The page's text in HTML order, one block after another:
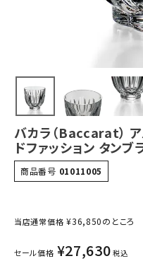
バカラ（Baccarat）
ドファッション タン
商品番号 01011005
当店通常価格 ¥36,850のところ
セール価格 ¥27,630 税込